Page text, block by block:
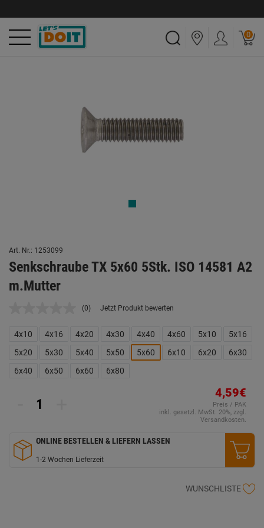
0
Art. Nr.: 1253099
Senkschraube TX 5x60 5Stk. ISO 14581 A2
m.Mutter
Kein
Link
auf
derselben
(0) Jetzt Produkt bewerten
4x10 4x16 4x20 4x30 4x40 4x60 5x10
5x16
5x20
5x30 5x40 5x50 5x60 6x10 6x20
6x30
6x40
6x50 6x60 6x80
4,59€
Preis / PAK
inkl. gesetzl. MwSt. 20%, zzgl.
Versandkosten.
ONLINE BESTELLEN & LIEFERN LASSEN
1-2 Wochen Lieferzeit
WUNSCHLISTE